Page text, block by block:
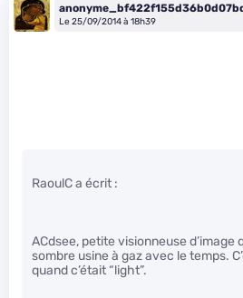
Le 25/09/2014 à 18h39
RaoulC a écrit :
ACdsee, petite visionneuse d’image
sombre usine à gaz avec le temps.
quand c’était “light”.